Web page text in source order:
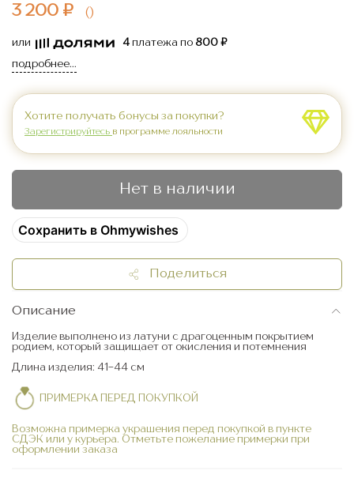
3 200 ₽ ()
или 4 платежа по 800 ₽
подробнее...
Хотите получать бонусы за покупки?
Зарегистрируйтесь в программе лояльности
Нет в наличии
Сохранить в Ohmywishes
Поделиться
Описание
Изделие выполнено из латуни c драгоценным покрытием
родием, который защищает от окисления и потемнения
Длина изделия: 41-44 см
ПРИМЕРКА ПЕРЕД ПОКУПКОЙ
Возможна примерка украшения перед покупкой в пункте
СДЭК или у курьера. Отметьте пожелание примерки при
оформлении заказа